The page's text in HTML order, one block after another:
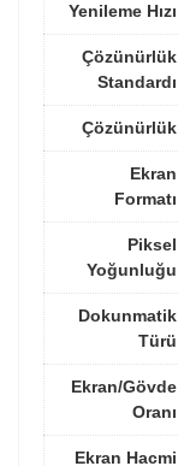
Yenileme Hızı
Çözünürlük
Standardı
Çözünürlük
Ekran
Formatı
Piksel
Yoğunluğu
Dokunmatik
Türü
Ekran/Gövde
Oranı
Ekran Hacmi